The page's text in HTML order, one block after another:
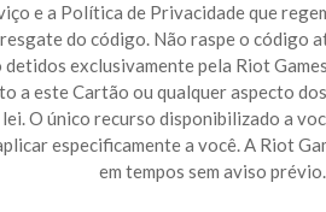
e a Política de Privacidade que
do código. Não raspe o código
exclusivamente pela Riot
a este Cartão ou qualquer aspecto
O único recurso disponibilizado a
especificamente a você. A Riot
em tempos sem aviso prévio.